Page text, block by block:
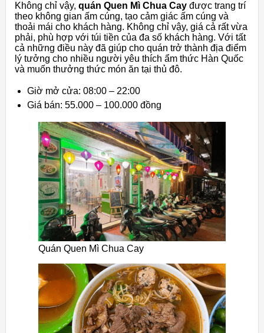
Không chỉ vậy, quán Quen Mì Chua Cay được trang trí
theo không gian ấm cúng, tạo cảm giác ấm cúng và
thoải mái cho khách hàng. Không chỉ vậy, giá cả rất vừa
phải, phù hợp với túi tiền của đa số khách hàng. Với tất
cả những điều này đã giúp cho quán trở thành địa điểm
lý tưởng cho nhiều người yêu thích ẩm thức Hàn Quốc
và muốn thưởng thức món ăn tại thủ đô.
Giờ mở cửa: 08:00 – 22:00
Giá bán: 55.000 – 100.000 đồng
Quán Quen Mì Chua Cay